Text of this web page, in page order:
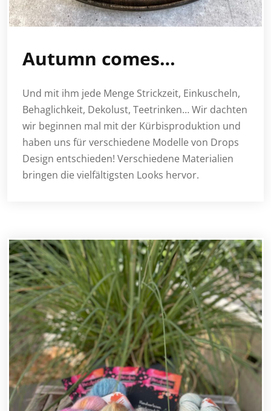
Autumn comes…
Und mit ihm jede Menge Strickzeit, Einkuscheln,
Behaglichkeit, Dekolust, Teetrinken… Wir dachten
wir beginnen mal mit der Kürbisproduktion und
haben uns für verschiedene Modelle von Drops
Design entschieden! Verschiedene Materialien
bringen die vielfältigsten Looks hervor.